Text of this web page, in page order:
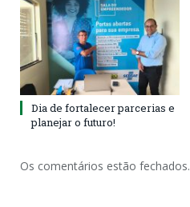
Dia de fortalecer parcerias e
planejar o futuro!
Os comentários estão fechados.